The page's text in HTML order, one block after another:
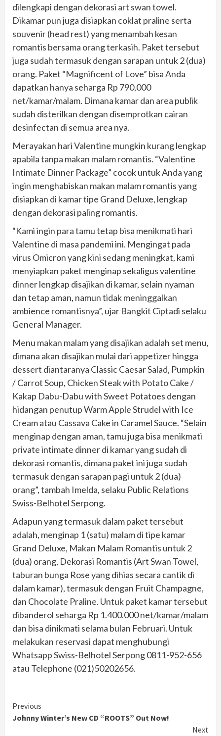
dilengkapi dengan dekorasi art swan towel.
Dikamar pun juga disiapkan coklat praline serta
souvenir (head rest) yang menambah kesan
romantis bersama orang terkasih. Paket tersebut
juga sudah termasuk dengan sarapan untuk 2 (dua)
orang. Paket “Magnificent of Love” bisa Anda
dapatkan hanya seharga Rp 790,000
net/kamar/malam. Dimana kamar dan area publik
sudah disterilkan dengan disemprotkan cairan
desinfectan di semua area nya.
Merayakan hari Valentine mungkin kurang lengkap
apabila tanpa makan malam romantis. “Valentine
Intimate Dinner Package” cocok untuk Anda yang
ingin menghabiskan makan malam romantis yang
disiapkan di kamar tipe Grand Deluxe, lengkap
dengan dekorasi paling romantis.
“Kami ingin para tamu tetap bisa menikmati hari
Valentine di masa pandemi ini. Mengingat pada
virus Omicron yang kini sedang meningkat, kami
menyiapkan paket menginap sekaligus valentine
dinner lengkap disajikan di kamar, selain nyaman
dan tetap aman, namun tidak meninggalkan
ambience romantisnya”, ujar Bangkit Ciptadi selaku
General Manager.
Menu makan malam yang disajikan adalah set menu,
dimana akan disajikan mulai dari appetizer hingga
dessert diantaranya Classic Caesar Salad, Pumpkin
/ Carrot Soup, Chicken Steak with Potato Cake /
Kakap Dabu-Dabu with Sweet Potatoes dengan
hidangan penutup Warm Apple Strudel with Ice
Cream atau Cassava Cake in Caramel Sauce. “Selain
menginap dengan aman, tamu juga bisa menikmati
private intimate dinner di kamar yang sudah di
dekorasi romantis, dimana paket ini juga sudah
termasuk dengan sarapan pagi untuk 2 (dua)
orang”, tambah Imelda, selaku Public Relations
Swiss-Belhotel Serpong.
Adapun yang termasuk dalam paket tersebut
adalah, menginap 1 (satu) malam di tipe kamar
Grand Deluxe, Makan Malam Romantis untuk 2
(dua) orang, Dekorasi Romantis (Art Swan Towel,
taburan bunga Rose yang dihias secara cantik di
dalam kamar), termasuk dengan Fruit Champagne,
dan Chocolate Praline. Untuk paket kamar tersebut
dibanderol seharga Rp 1.400.000 net/kamar/malam
dan bisa dinikmati selama bulan Februari. Untuk
melakukan reservasi dapat menghubungi
Whatsapp Swiss-Belhotel Serpong 0811-952-656
atau Telephone (021)50202656.
Continue
Reading
Previous
Johnny Winter’s New CD “ROOTS” Out Now!
Next